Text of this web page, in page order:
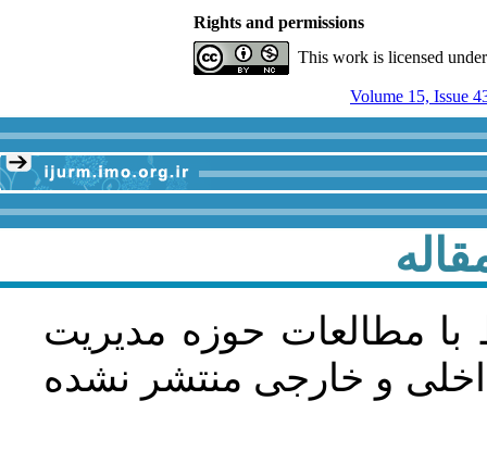
Rights and permissions
This work is licensed
Volume 15, Issue
با مطالعات حوزه مديريت
و خارجی منتشر نشده